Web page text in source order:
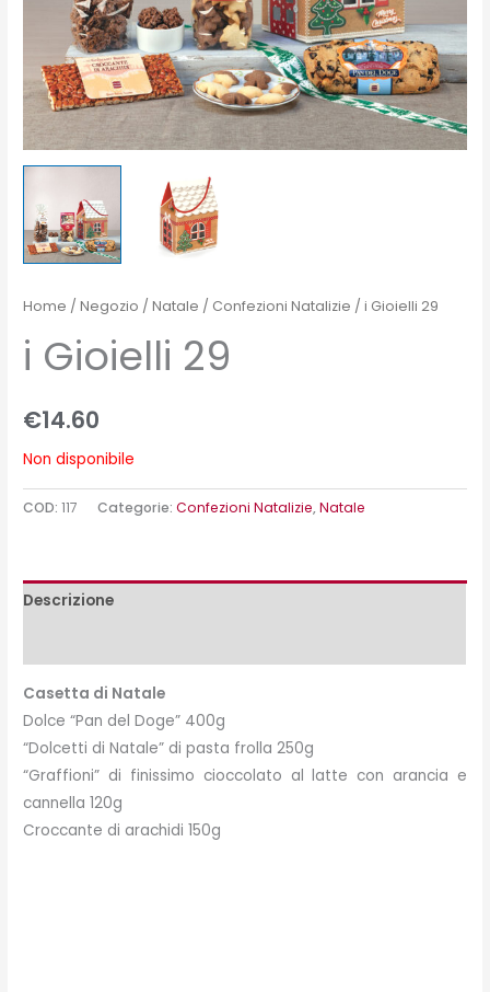
Home /Negozio /Natale / Confezioni Natalizie / i Gioielli 29
i Gioielli 29
€14.60
Non disponibile
COD:117 Categorie:Confezioni Natalizie,Natale
Descrizione
Casetta di Natale
Dolce “Pan del Doge” 400g
“Dolcetti di Natale” di pasta frolla 250g
“Graffioni” di finissimo cioccolato al latte con arancia e
cannella 120g
Croccante di arachidi 150g